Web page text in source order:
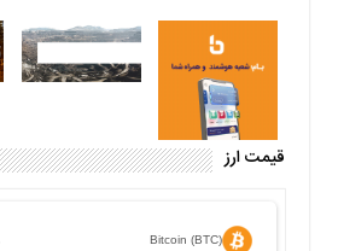
قیمت ارز
Bitcoin (BTC)